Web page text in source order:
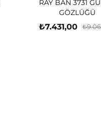
RAY BAN 3731
GÖZLÜĞÜ
₺7.431,00